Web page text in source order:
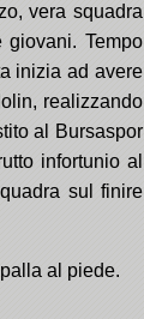
vera squadra
giovani. Tempo
inizia ad avere
realizzando
al Bursaspor
infortunio al
sul finire
al piede.